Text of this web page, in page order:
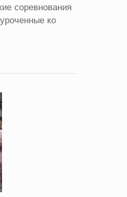
соревнования
ко